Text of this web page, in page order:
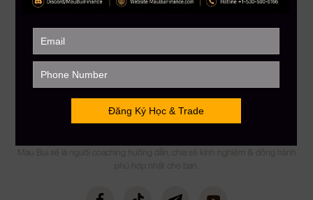
FOUNDER & CEO MAU BUI FINANCE
Với kinh nghiệm chinh chiến gần 12 năm Trading Crypto và 8 năm Trading
Stock USA. CEO Mau Bui sở hữu số lượng học viên trên toàn cầu lên đến
Mau Bui sẽ là người coaching hướng dẫn, chia sẻ kinh nghiệm & đồng hành
phù hợp nhất cho bạn.